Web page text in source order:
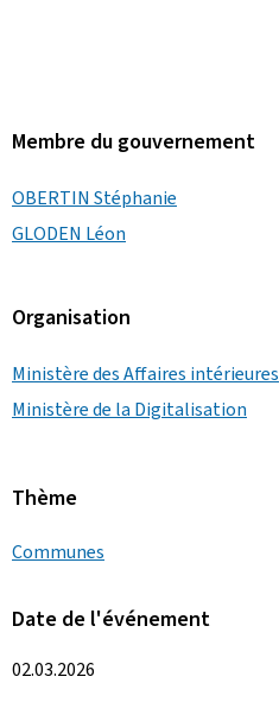
Membre du gouvernement
OBERTIN Stéphanie
GLODEN Léon
Organisation
Ministère des Affaires intérieures
Ministère de la Digitalisation
Thème
Communes
Date de l'événement
02.03.2026